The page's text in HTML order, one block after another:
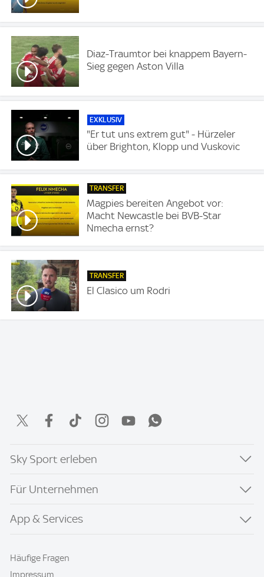
Diaz-Traumtor bei knappem Bayern-
Sieg gegen Aston Villa
EXKLUSIV
"Er tut uns extrem gut" - Hürzeler
über Brighton, Klopp und Vuskovic
TRANSFER
Magpies bereiten Angebot vor:
Macht Newcastle bei BVB-Star
Nmecha ernst?
TRANSFER
El Clasico um Rodri
Sky Sport erleben
Für Unternehmen
App & Services
Häufige Fragen
Impressum